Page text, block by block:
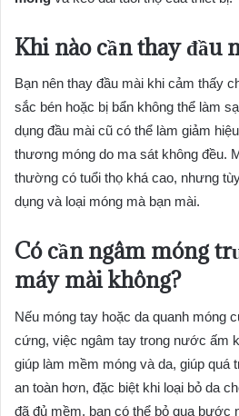
Khi nào cần thay đầu
Bạn nên thay đầu mài khi cảm thấy
sắc bén hoặc bị bẩn không thể làm
dụng đầu mài cũ có thể làm giảm
thương móng do ma sát không đều.
thường có tuổi thọ khá cao, nhưng
dụng và loại móng mà bạn mài.
Có cần ngâm móng
máy mài không?
Nếu móng tay hoặc da quanh móng
cứng, việc ngâm tay trong nước ấm
giúp làm mềm móng và da, giúp quá
an toàn hơn, đặc biệt khi loại bỏ da
đã đủ mềm, bạn có thể bỏ qua bước